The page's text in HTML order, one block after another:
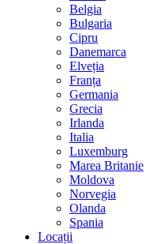
Belgia
Bulgaria
Cipru
Danemarca
Elveția
Franța
Germania
Grecia
Irlanda
Italia
Luxemburg
Marea Britanie
Moldova
Norvegia
Olanda
Spania
Locații